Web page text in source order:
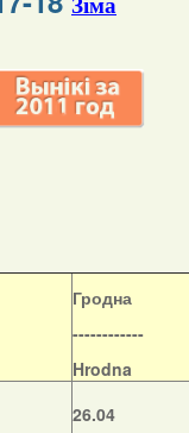
Зіма
Гродна
------------
Hrodna
26.04